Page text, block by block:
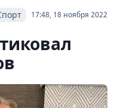
17:48, 18 ноября 2022